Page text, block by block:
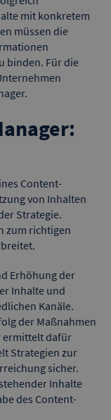
mit konkretem
müssen die
binden. Für die
Content-
von Inhalten
Strategie.
zum richtigen
Erhöhung der
Inhalte und
Kanäle.
der Maßnahmen
ermittelt dafür
Strategien zur
sicher.
Inhalte
des Content-